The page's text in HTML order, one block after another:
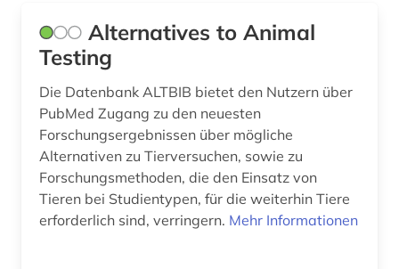
edition (1)
edward sylvester morse (1)
einbruchsicherung (1)
einführung (1)
einheiten (1)
Alternatives to Animal
Testing
Die Datenbank ALTBIB bietet den Nutzern über
PubMed Zugang zu den neuesten
Forschungsergebnissen über mögliche
Alternativen zu Tierversuchen, sowie zu
Forschungsmethoden, die den Einsatz von
Tieren bei Studientypen, für die weiterhin Tiere
erforderlich sind, verringern. Mehr Informationen